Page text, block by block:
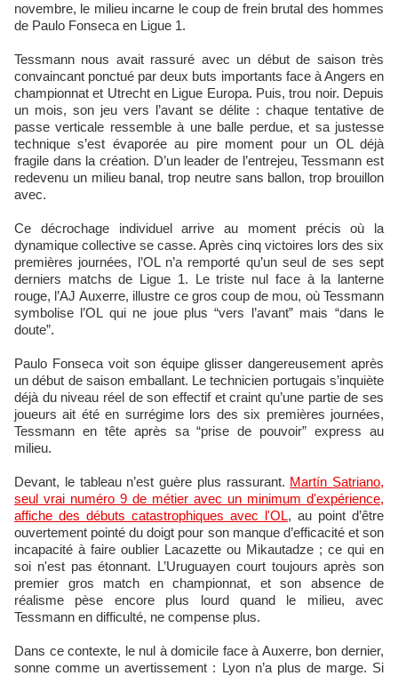
novembre, le milieu incarne le coup de frein brutal des hommes
de Paulo Fonseca en Ligue 1.​
Tessmann nous avait rassuré avec un début de saison très
convaincant ponctué par deux buts importants face à Angers en
championnat et Utrecht en Ligue Europa. Puis, trou noir. Depuis
un mois, son jeu vers l’avant se délite : chaque tentative de
passe verticale ressemble à une balle perdue, et sa justesse
technique s’est évaporée au pire moment pour un OL déjà
fragile dans la création. D’un leader de l’entrejeu, Tessmann est
redevenu un milieu banal, trop neutre sans ballon, trop brouillon
avec.​​
Ce décrochage individuel arrive au moment précis où la
dynamique collective se casse. Après cinq victoires lors des six
premières journées, l’OL n’a remporté qu’un seul de ses sept
derniers matchs de Ligue 1. Le triste nul face à la lanterne
rouge, l’AJ Auxerre, illustre ce gros coup de mou, où Tessmann
symbolise l’OL qui ne joue plus “vers l’avant” mais “dans le
doute”.​
Paulo Fonseca voit son équipe glisser dangereusement après
un début de saison emballant. Le technicien portugais s’inquiète
déjà du niveau réel de son effectif et craint qu’une partie de ses
joueurs ait été en surrégime lors des six premières journées,
Tessmann en tête après sa “prise de pouvoir” express au
milieu.
Devant, le tableau n’est guère plus rassurant. Martín Satriano,
seul vrai numéro 9 de métier avec un minimum d'expérience,
affiche des débuts catastrophiques avec l'OL, au point d’être
ouvertement pointé du doigt pour son manque d’efficacité et son
incapacité à faire oublier Lacazette ou Mikautadze ; ce qui en
soi n'est pas étonnant. L’Uruguayen court toujours après son
premier gros match en championnat, et son absence de
réalisme pèse encore plus lourd quand le milieu, avec
Tessmann en difficulté, ne compense plus.
Dans ce contexte, le nul à domicile face à Auxerre, bon dernier,
sonne comme un avertissement : Lyon n’a plus de marge. Si